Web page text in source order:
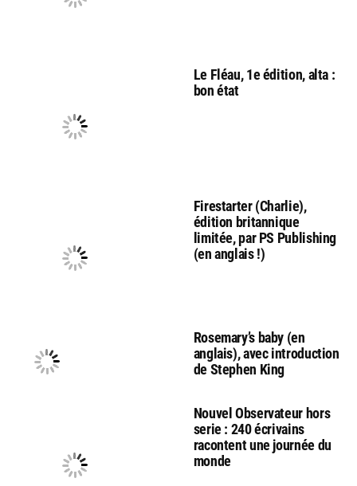
Le Fléau, 1e édition, alta :
bon état
Firestarter (Charlie),
édition britannique
limitée, par PS Publishing
(en anglais !)
Rosemary’s baby (en
anglais), avec introduction
de Stephen King
Nouvel Observateur hors
serie : 240 écrivains
racontent une journée du
monde